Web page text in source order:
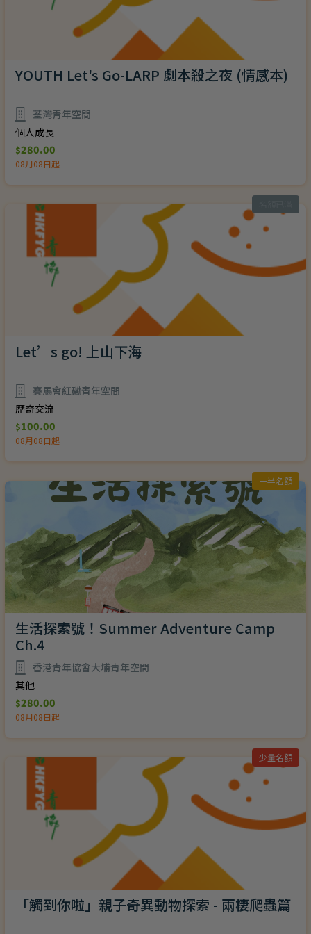
YOUTH Let's Go-LARP 劇本殺之夜 (情感本)
荃灣青年空間
個人成長
$280.00
08月08日起
Let’s go! 上山下海
賽馬會紅磡青年空間
歷奇交流
$100.00
08月08日起
一半名額
生活探索號！Summer Adventure Camp
Ch.4
香港青年協會大埔青年空間
其他
$280.00
08月08日起
少量名額
「觸到你啦」親子奇異動物探索 - 兩棲爬蟲篇